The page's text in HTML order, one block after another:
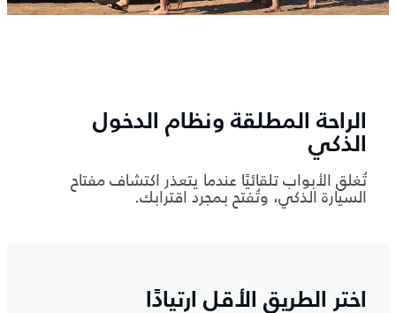
الراحة المطلقة ونظام الدخول
الذكي
تُغلق الأبواب تلقائيًا عندما يتعذر اكتشاف مفتاح
السيارة الذكي، وتُفتح بمجرد اقترابك.
اختر الطريق الأقل ارتيادًا